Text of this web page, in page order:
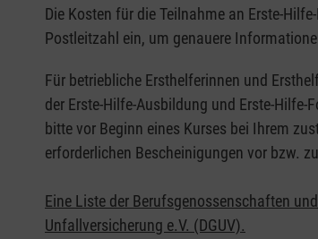
Die Kosten für die Teilnahme an Erste-
Postleitzahl ein, um genauere
Für betriebliche Ersthelferinnen und
der Erste-Hilfe-Ausbildung und Erste-
bitte vor Beginn eines Kurses bei Ihrem
erforderlichen Bescheinigungen vor bzw.
Eine Liste der Berufsgenossenschaften
Unfallversicherung e.V. (DGUV).